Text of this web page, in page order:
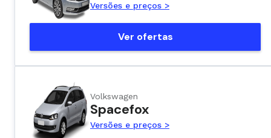
Versões e preços >
Ver ofertas
Volkswagen
Spacefox
Versões e preços >